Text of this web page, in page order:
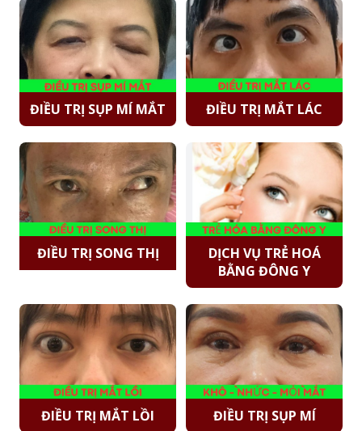
ĐIỀU TRỊ SỤP MÍ MẮT ĐIỀU TRỊ MẮT LÁC
ĐIỀU TRỊ SONG THỊ
DỊCH VỤ TRẺ HOÁ
BẰNG ĐÔNG Y
ĐIỀU TRỊ MẮT LỒI ĐIỀU TRỊ SỤP MÍ